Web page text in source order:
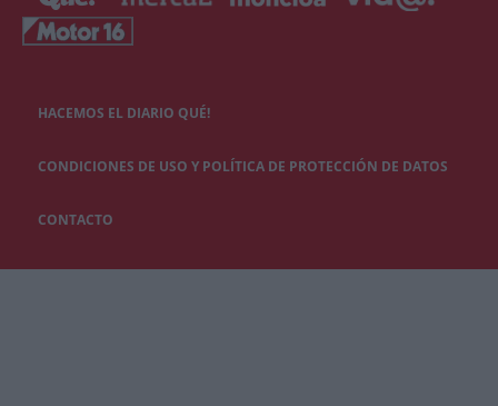
HACEMOS EL DIARIO QUÉ!
CONDICIONES DE USO Y POLÍTICA DE PROTECCIÓN DE DATOS
CONTACTO